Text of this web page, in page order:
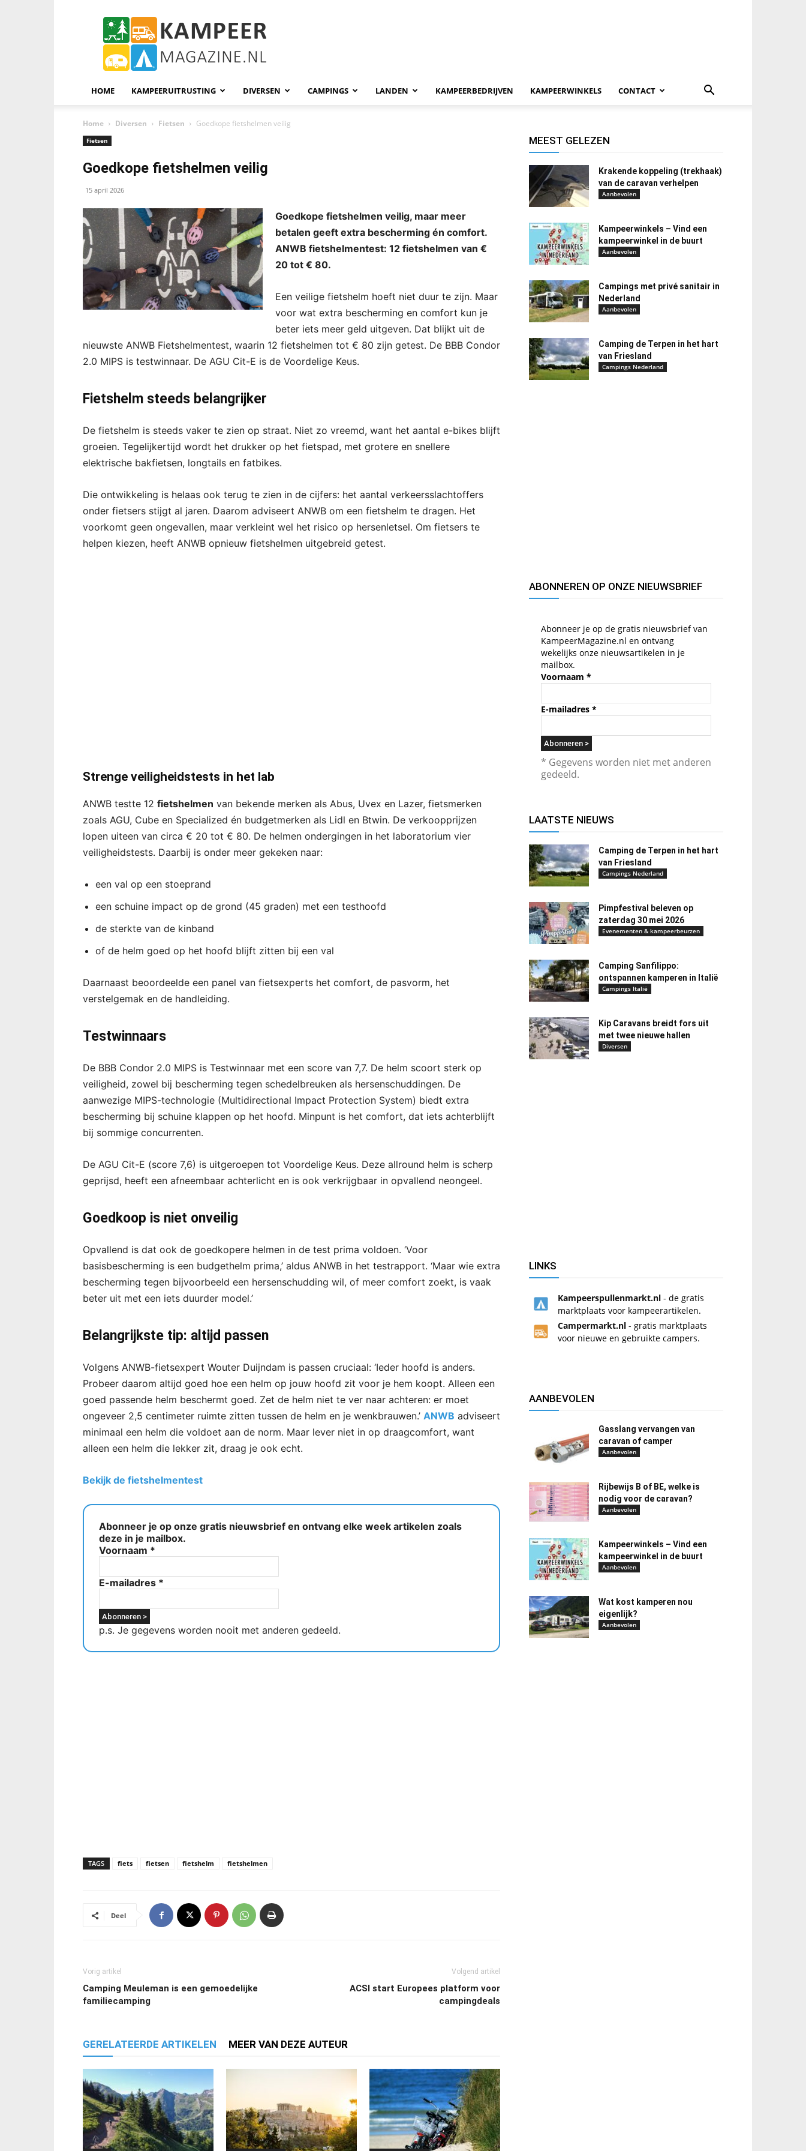
KampeerMagazine
HOME KAMPEERUITRUSTING DIVERSEN CAMPINGS LANDEN KAMPEERBEDRIJVEN KAMPEERWINKELS CONTACT
Home Diversen Fietsen Goedkope fietshelmen veilig
Fietsen
Goedkope fietshelmen veilig
15 april 2026
Goedkope fietshelmen veilig, maar meer
betalen geeft extra bescherming én comfort.
ANWB fietshelmentest: 12 fietshelmen van €
20 tot € 80.
Een veilige fietshelm hoeft niet duur te zijn. Maar
voor wat extra bescherming en comfort kun je
beter iets meer geld uitgeven. Dat blijkt uit de
nieuwste ANWB Fietshelmentest, waarin 12 fietshelmen tot € 80 zijn getest. De BBB Condor
2.0 MIPS is testwinnaar. De AGU Cit-E is de Voordelige Keus.
Fietshelm steeds belangrijker
De fietshelm is steeds vaker te zien op straat. Niet zo vreemd, want het aantal e-bikes blijft
groeien. Tegelijkertijd wordt het drukker op het fietspad, met grotere en snellere
elektrische bakfietsen, longtails en fatbikes.
Die ontwikkeling is helaas ook terug te zien in de cijfers: het aantal verkeersslachtoffers
onder fietsers stijgt al jaren. Daarom adviseert ANWB om een fietshelm te dragen. Het
voorkomt geen ongevallen, maar verkleint wel het risico op hersenletsel. Om fietsers te
helpen kiezen, heeft ANWB opnieuw fietshelmen uitgebreid getest.
Strenge veiligheidstests in het lab
ANWB testte 12 fietshelmen van bekende merken als Abus, Uvex en Lazer, fietsmerken
zoals AGU, Cube en Specialized én budgetmerken als Lidl en Btwin. De verkoopprijzen
lopen uiteen van circa € 20 tot € 80. De helmen ondergingen in het laboratorium vier
veiligheidstests. Daarbij is onder meer gekeken naar:
een val op een stoeprand
een schuine impact op de grond (45 graden) met een testhoofd
de sterkte van de kinband
of de helm goed op het hoofd blijft zitten bij een val
Daarnaast beoordeelde een panel van fietsexperts het comfort, de pasvorm, het
verstelgemak en de handleiding.
Testwinnaars
De BBB Condor 2.0 MIPS is Testwinnaar met een score van 7,7. De helm scoort sterk op
veiligheid, zowel bij bescherming tegen schedelbreuken als hersenschuddingen. De
aanwezige MIPS-technologie (Multidirectional Impact Protection System) biedt extra
bescherming bij schuine klappen op het hoofd. Minpunt is het comfort, dat iets achterblijft
bij sommige concurrenten.
De AGU Cit-E (score 7,6) is uitgeroepen tot Voordelige Keus. Deze allround helm is scherp
geprijsd, heeft een afneembaar achterlicht en is ook verkrijgbaar in opvallend neongeel.
Goedkoop is niet onveilig
Opvallend is dat ook de goedkopere helmen in de test prima voldoen. ‘Voor
basisbescherming is een budgethelm prima,’ aldus ANWB in het testrapport. ‘Maar wie extra
bescherming tegen bijvoorbeeld een hersenschudding wil, of meer comfort zoekt, is vaak
beter uit met een iets duurder model.’
Belangrijkste tip: altijd passen
Volgens ANWB-fietsexpert Wouter Duijndam is passen cruciaal: ‘Ieder hoofd is anders.
Probeer daarom altijd goed hoe een helm op jouw hoofd zit voor je hem koopt. Alleen een
goed passende helm beschermt goed. Zet de helm niet te ver naar achteren: er moet
ongeveer 2,5 centimeter ruimte zitten tussen de helm en je wenkbrauwen.’ ANWB adviseert
minimaal een helm die voldoet aan de norm. Maar lever niet in op draagcomfort, want
alleen een helm die lekker zit, draag je ook echt.
Bekijk de fietshelmentest
Abonneer je op onze gratis nieuwsbrief en ontvang elke week artikelen zoals
deze in je mailbox.
Voornaam *
E-mailadres *
p.s. Je gegevens worden nooit met anderen gedeeld.
TAGS fiets fietsen fietshelm fietshelmen
Deel
Vorig artikel
Camping Meuleman is een gemoedelijke
familiecamping
Volgend artikel
ACSI start Europees platform voor
campingdeals
GERELATEERDE ARTIKELEN MEER VAN DEZE AUTEUR
MEEST GELEZEN
Krakende koppeling (trekhaak)
van de caravan verhelpen
Aanbevolen
Kampeerwinkels – Vind een
kampeerwinkel in de buurt
Aanbevolen
Campings met privé sanitair in
Nederland
Aanbevolen
Camping de Terpen in het hart
van Friesland
Campings Nederland
ABONNEREN OP ONZE NIEUWSBRIEF
Abonneer je op de gratis nieuwsbrief van
KampeerMagazine.nl en ontvang
wekelijks onze nieuwsartikelen in je
mailbox.
Voornaam *
E-mailadres *
* Gegevens worden niet met anderen
gedeeld.
LAATSTE NIEUWS
Camping de Terpen in het hart
van Friesland
Campings Nederland
Pimpfestival beleven op
zaterdag 30 mei 2026
Evenementen & kampeerbeurzen
Camping Sanfilippo:
ontspannen kamperen in Italië
Campings Italië
Kip Caravans breidt fors uit
met twee nieuwe hallen
Diversen
LINKS
Kampeerspullenmarkt.nl - de gratis
marktplaats voor kampeerartikelen.
Campermarkt.nl - gratis marktplaats
voor nieuwe en gebruikte campers.
AANBEVOLEN
Gasslang vervangen van
caravan of camper
Aanbevolen
Rijbewijs B of BE, welke is
nodig voor de caravan?
Aanbevolen
Kampeerwinkels – Vind een
kampeerwinkel in de buurt
Aanbevolen
Wat kost kamperen nou
eigenlijk?
Aanbevolen